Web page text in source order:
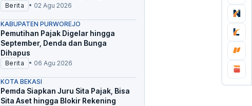
Berita • 02 Agu 2026
KABUPATEN PURWOREJO
Pemutihan Pajak Digelar hingga
September, Denda dan Bunga
Dihapus
Berita • 06 Agu 2026
KOTA BEKASI
Pemda Siapkan Juru Sita Pajak, Bisa
Sita Aset hingga Blokir Rekening